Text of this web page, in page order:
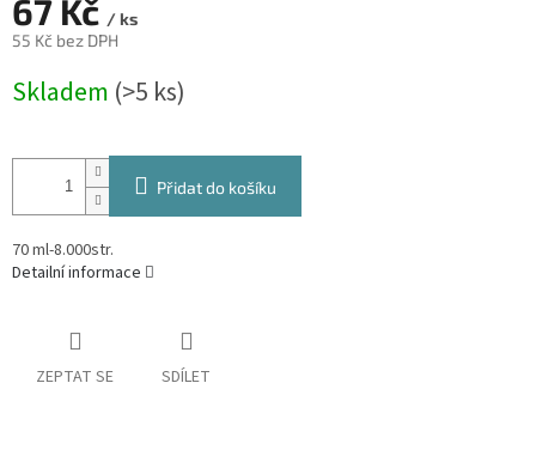
67 Kč / ks
55 Kč bez DPH
cena:
Skladem (>5 ks)
Přidat do košíku
70 ml-8.000str.
Detailní informace
ZEPTAT SE SDÍLET